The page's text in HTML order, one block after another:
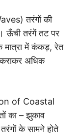
तरंगों की
ऊँची तरंगें तट पर
में कंकड़, रेत
अधिक
of Coastal
का – झुकाव
के सामने होते